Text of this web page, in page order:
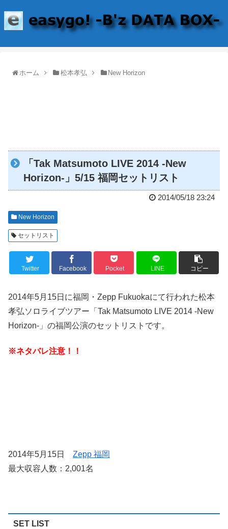
ホーム 松本孝弘 New Horizon
「Tak Matsumoto LIVE 2014 -New
Horizon-」5/15 福岡セットリスト
2014/05/18 23:24
New Horizon
セットリスト
Twitter Facebook Pocket LINE コピー
2014年5月15日に福岡・Zepp Fukuokaにて行われた松本
孝弘ソロライブツアー「Tak Matsumoto LIVE 2014 -New
Horizon-」の福岡公演のセットリストです。
※ネタバレ注意！！
2014年5月15日 Zepp 福岡
最大収容人数：2,001名
SET LIST